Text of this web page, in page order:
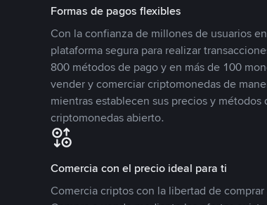
Formas de pagos flexibles
Con la confianza de millones de usuarios
plataforma segura para realizar
800 métodos de pago y en más de 100
vender y comerciar criptomonedas de
mientras establecen sus precios y
criptomonedas abierto.
Comercia con el precio ideal para ti
Comercia criptos con la libertad de